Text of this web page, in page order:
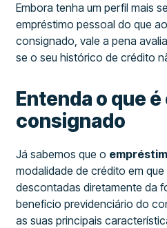
Embora tenha um perfil mais
empréstimo pessoal do que
consignado, vale a pena
se o seu histórico de crédito
Entenda o que
consignado
Já sabemos que o
modalidade de crédito em
descontadas diretamente da
benefício previdenciário do
as suas principais